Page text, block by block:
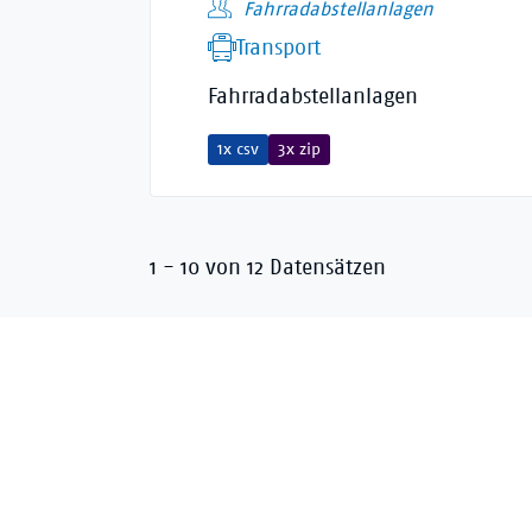
Fahrradabstellanlagen
Transport
Fahrradabstellanlagen
1x csv 3x zip
1 - 10 von 12 Datensätzen